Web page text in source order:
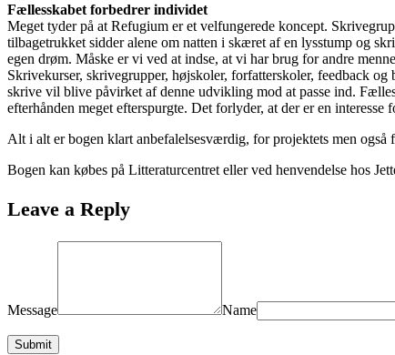
Fællesskabet forbedrer individet
Meget tyder på at Refugium er et velfungerede koncept.
tilbagetrukket sidder alene om natten i skæret af en lysstump og
egen drøm. Måske er vi ved at indse, at vi har brug for andre
Skrivekurser, skrivegrupper, højskoler, forfatterskoler, feedback
skrive vil blive påvirket af denne udvikling mod at passe ind.
efterhånden meget efterspurgte. Det forlyder, at der er en
Alt i alt er bogen klart anbefalelsesværdig, for projektets men
Bogen kan købes på Litteraturcentret eller ved henvendelse hos
Leave a Reply
Message Name